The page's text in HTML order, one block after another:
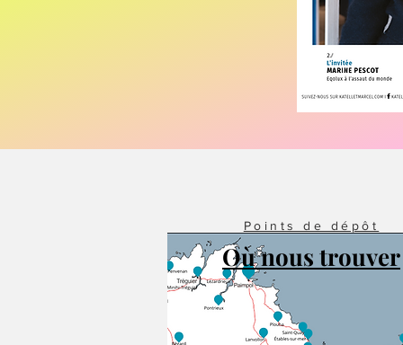
Points de dépôt
Où nous trouver